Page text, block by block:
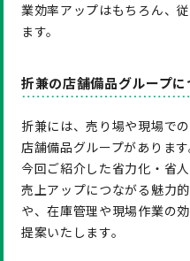
業効率アップはもちろん、
ます。
折兼の店舗備品グループに
折兼には、売り場や現場で
店舗備品グループがあります
今回ご紹介した省力化・省
売上アップにつながる魅力
や、在庫管理や現場作業の
提案いたします。